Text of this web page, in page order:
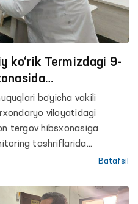
ko‘rik Termizdagi 9-
uchun tashkil
bo‘yicha vakili
viloyatidagi
tergov hibsxonasiga
tashriflarida
yuzasidan murojaatlar kelib
Batafsil